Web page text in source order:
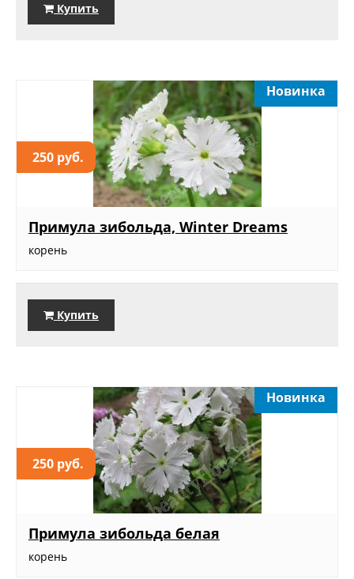
Купить
250 руб.
Новинка
Примула зибольда, Winter Dreams
корень
Купить
250 руб.
Новинка
Примула зибольда белая
корень